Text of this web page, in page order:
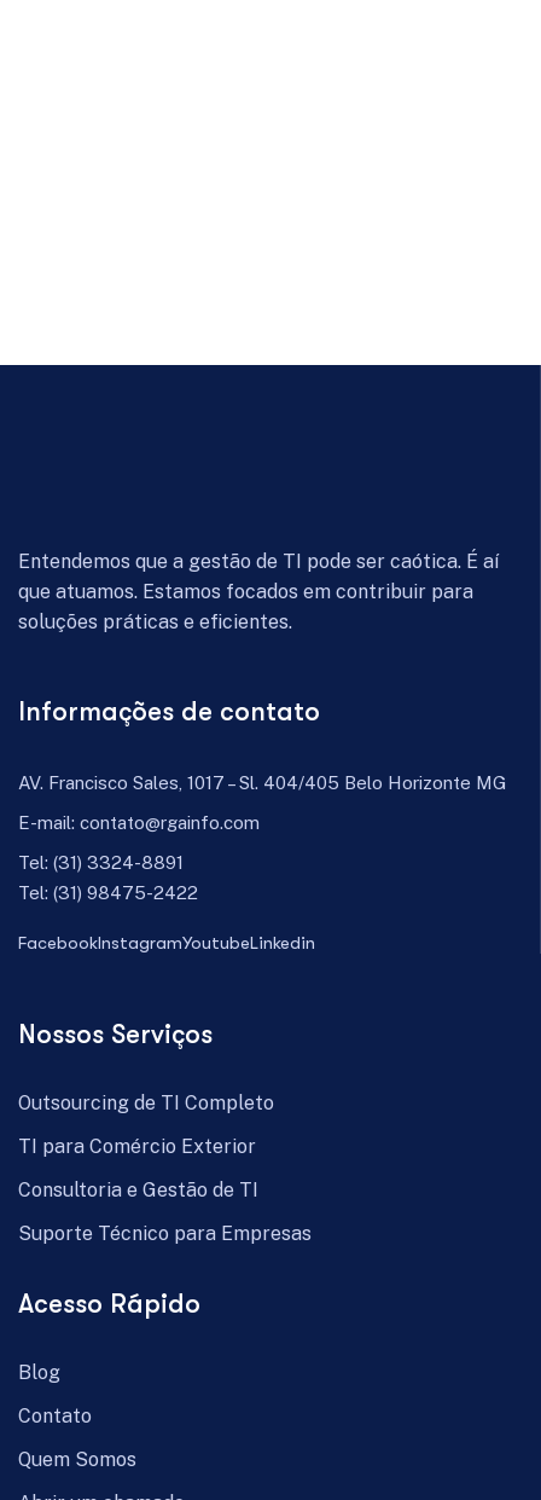
Entendemos que a gestão de TI pode ser caótica. É aí
que atuamos. Estamos focados em contribuir para
soluções práticas e eficientes.
Informações de contato
AV. Francisco Sales, 1017 – Sl. 404/405 Belo Horizonte MG
E-mail: contato@rgainfo.com
Tel: (31) 3324-8891
Tel: (31) 98475-2422
FacebookInstagramYoutubeLinkedin
Nossos Serviços
Outsourcing de TI Completo
TI para Comércio Exterior
Consultoria e Gestão de TI
Suporte Técnico para Empresas
Acesso Rápido
Blog
Contato
Quem Somos